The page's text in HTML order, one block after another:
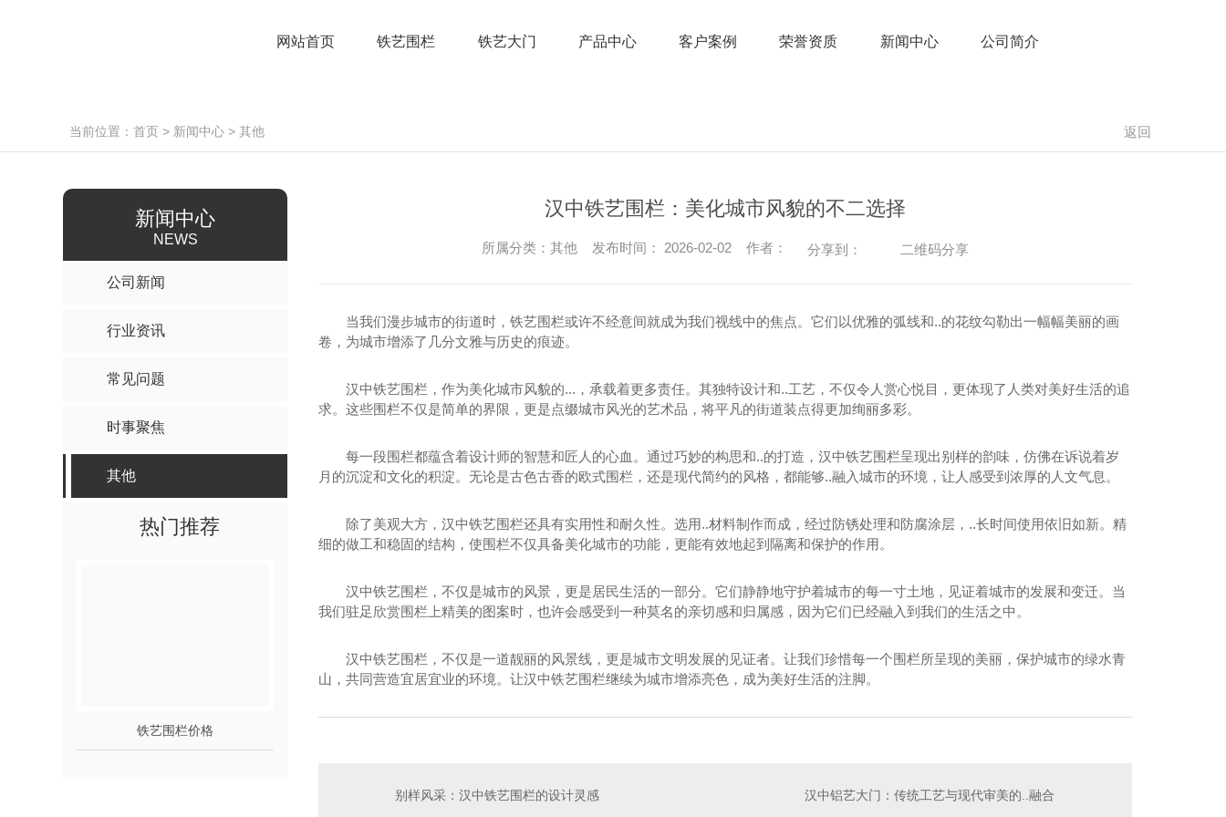
网站首页 铁艺围栏 铁艺大门 产品中心 客户案例 荣誉资质 新闻中心 公司简介
当前位置： 首页 > 新闻中心 > 其他 返回
新闻中心
NEWS
公司新闻
行业资讯
常见问题
时事聚焦
其他
热门推荐
铁艺围栏价格
汉中铁艺围栏：美化城市风貌的不二选择
所属分类：其他 发布时间： 2026-02-02 作者： 分享到： 二维码分享
当我们漫步城市的街道时，铁艺围栏或许不经意间就成为我们视线中的焦点。它们以优雅的弧线和..的花纹勾勒出一幅幅美丽的画
卷，为城市增添了几分文雅与历史的痕迹。
汉中铁艺围栏，作为美化城市风貌的...，承载着更多责任。其独特设计和..工艺，不仅令人赏心悦目，更体现了人类对美好生活的追
求。这些围栏不仅是简单的界限，更是点缀城市风光的艺术品，将平凡的街道装点得更加绚丽多彩。
每一段围栏都蕴含着设计师的智慧和匠人的心血。通过巧妙的构思和..的打造，汉中铁艺围栏呈现出别样的韵味，仿佛在诉说着岁
月的沉淀和文化的积淀。无论是古色古香的欧式围栏，还是现代简约的风格，都能够..融入城市的环境，让人感受到浓厚的人文气息。
除了美观大方，汉中铁艺围栏还具有实用性和耐久性。选用..材料制作而成，经过防锈处理和防腐涂层，..长时间使用依旧如新。精
细的做工和稳固的结构，使围栏不仅具备美化城市的功能，更能有效地起到隔离和保护的作用。
汉中铁艺围栏，不仅是城市的风景，更是居民生活的一部分。它们静静地守护着城市的每一寸土地，见证着城市的发展和变迁。当
我们驻足欣赏围栏上精美的图案时，也许会感受到一种莫名的亲切感和归属感，因为它们已经融入到我们的生活之中。
汉中铁艺围栏，不仅是一道靓丽的风景线，更是城市文明发展的见证者。让我们珍惜每一个围栏所呈现的美丽，保护城市的绿水青
山，共同营造宜居宜业的环境。让汉中铁艺围栏继续为城市增添亮色，成为美好生活的注脚。
别样风采：汉中铁艺围栏的设计灵感 汉中铝艺大门：传统工艺与现代审美的..融合